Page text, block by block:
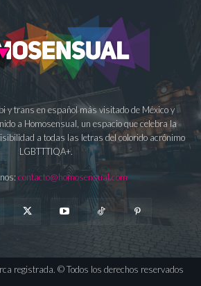
y trans en español más visitado de México y
a Homosensual, un espacio que celebra la
a todas las letras del colorido acrónimo
LGBTTTIQA+.
contacto@homosensual.com
registrada. © Todos los derechos reservados